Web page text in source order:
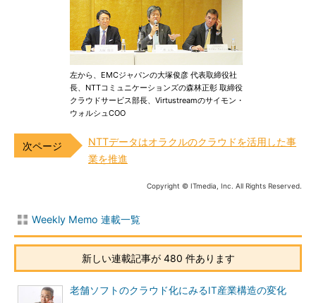
左から、EMCジャパンの大塚俊彦 代表取締役社
長、NTTコミュニケーションズの森林正彰 取締役
クラウドサービス部長、Virtustreamのサイモン・
ウォルシュCOO
NTTデータはオラクルのクラウドを活用した事
業を推進
Copyright © ITmedia, Inc. All Rights Reserved.
Weekly Memo 連載一覧
新しい連載記事が 480 件あります
老舗ソフトのクラウド化にみるIT産業構造の変化